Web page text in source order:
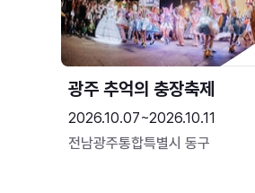
광주 추억의 충장축제
2026.10.07~2026.10.11
전남광주통합특별시 동구